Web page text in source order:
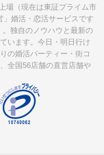
場（現在は東証プライム市
婚活・恋活サービスです
独自のノウハウと最新の
います。今日・明日行け
の婚活パーティー・街コ
全国56店舗の直営店舗や